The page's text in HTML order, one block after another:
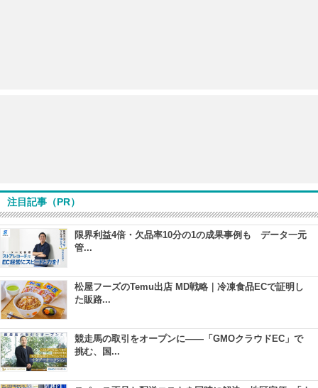
注目記事（PR）
限界利益4倍・欠品率10分の1の成果事例も データ一元
管...
松屋フーズのTemu出店 MD戦略｜冷凍食品ECで証明し
た販路...
競走馬の取引をオープンに――「GMOクラウドEC」で
挑む、国...